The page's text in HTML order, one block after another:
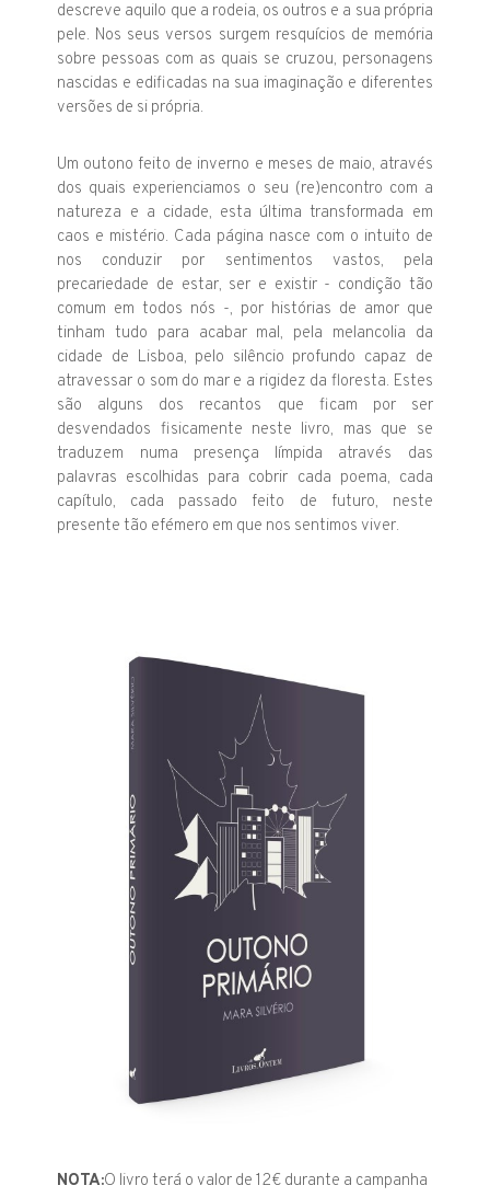
descreve aquilo que a rodeia, os outros e a sua própria
pele. Nos seus versos surgem resquícios de memória
sobre pessoas com as quais se cruzou, personagens
nascidas e edificadas na sua imaginação e diferentes
versões de si própria.
Um outono feito de inverno e meses de maio, através
dos quais experienciamos o seu (re)encontro com a
natureza e a cidade, esta última transformada em
caos e mistério. Cada página nasce com o intuito de
nos conduzir por sentimentos vastos, pela
precariedade de estar, ser e existir - condição tão
comum em todos nós -, por histórias de amor que
tinham tudo para acabar mal, pela melancolia da
cidade de Lisboa, pelo silêncio profundo capaz de
atravessar o som do mar e a rigidez da floresta. Estes
são alguns dos recantos que ficam por ser
desvendados fisicamente neste livro, mas que se
traduzem numa presença límpida através das
palavras escolhidas para cobrir cada poema, cada
capítulo, cada passado feito de futuro, neste
presente tão efémero em que nos sentimos viver.
NOTA:O livro terá o valor de 12€ durante a campanha